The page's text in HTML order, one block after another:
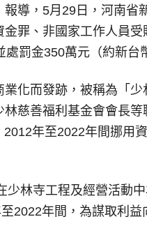
報導，5月29日，河南省
罪、非國家工作人員
罰金350萬元（約新台
化而發跡，被稱為「少
林慈善福利基金會會長
年至2022年間挪用
少林寺工程及經營活動
2022年間，為謀取利